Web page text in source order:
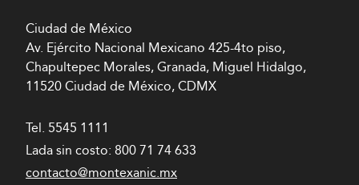
Ciudad de México
Av. Ejército Nacional Mexicano 425-4to piso,
Chapultepec Morales, Granada, Miguel Hidalgo,
11520 Ciudad de México, CDMX
Tel. 5545 1111
Lada sin costo: 800 71 74 633
contacto@montexanic.mx